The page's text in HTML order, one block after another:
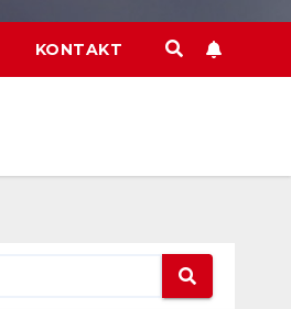
KONTAKT